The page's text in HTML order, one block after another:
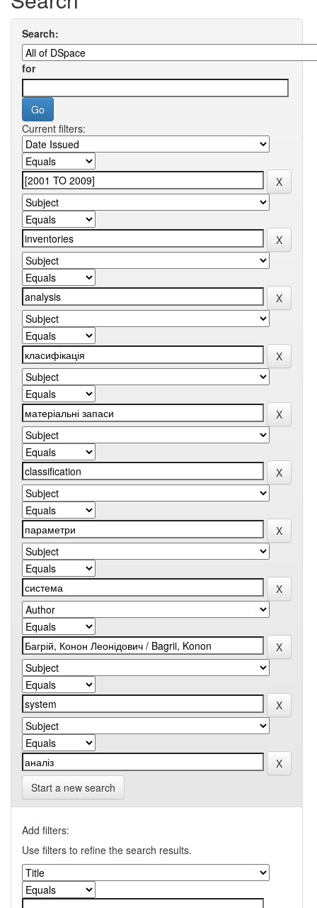
Search:
for
Current filters:
Start a new search
Add filters:
Use filters to refine the search results.